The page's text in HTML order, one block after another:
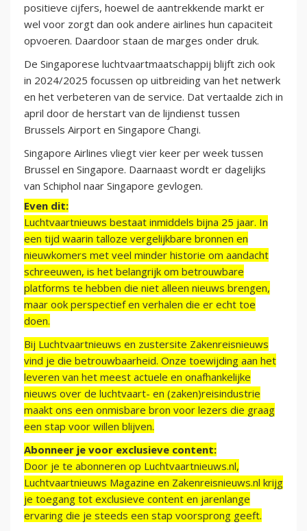
positieve cijfers, hoewel de aantrekkende markt er
wel voor zorgt dan ook andere airlines hun capaciteit
opvoeren. Daardoor staan de marges onder druk.
De Singaporese luchtvaartmaatschappij blijft zich ook
in 2024/2025 focussen op uitbreiding van het netwerk
en het verbeteren van de service. Dat vertaalde zich in
april door de herstart van de lijndienst tussen
Brussels Airport en Singapore Changi.
Singapore Airlines vliegt vier keer per week tussen
Brussel en Singapore. Daarnaast wordt er dagelijks
van Schiphol naar Singapore gevlogen.
Even dit:
Luchtvaartnieuws bestaat inmiddels bijna 25 jaar. In
een tijd waarin talloze vergelijkbare bronnen en
nieuwkomers met veel minder historie om aandacht
schreeuwen, is het belangrijk om betrouwbare
platforms te hebben die niet alleen nieuws brengen,
maar ook perspectief en verhalen die er echt toe
doen.
Bij Luchtvaartnieuws en zustersite Zakenreisnieuws
vind je die betrouwbaarheid. Onze toewijding aan het
leveren van het meest actuele en onafhankelijke
nieuws over de luchtvaart- en (zaken)reisindustrie
maakt ons een onmisbare bron voor lezers die graag
een stap voor willen blijven.
Abonneer je voor exclusieve content:
Door je te abonneren op Luchtvaartnieuws.nl,
Luchtvaartnieuws Magazine en Zakenreisnieuws.nl krijg
je toegang tot exclusieve content en jarenlange
ervaring die je steeds een stap voorsprong geeft.